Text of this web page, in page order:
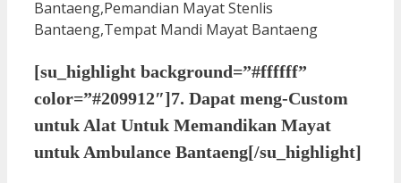
[su_highlight background=”#ffffff”
color=”#209912″]7. Dapat meng-Custom
untuk Alat Untuk Memandikan Mayat
untuk Ambulance Bantaeng[/su_highlight]